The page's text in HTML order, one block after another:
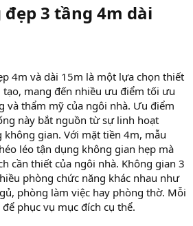
3 tầng 4m dài
4m và dài 15m là một lựa chọn thiết
mang đến nhiều ưu điểm tối ưu
và thẩm mỹ của ngôi nhà. Ưu điểm
này bắt nguồn từ sự linh hoạt
gian. Với mặt tiền 4m, mẫu
léo tận dụng không gian hẹp mà
cần thiết của ngôi nhà. Không gian 3
phòng chức năng khác nhau như
phòng làm việc hay phòng thờ. Mỗi
phục vụ mục đích cụ thể.